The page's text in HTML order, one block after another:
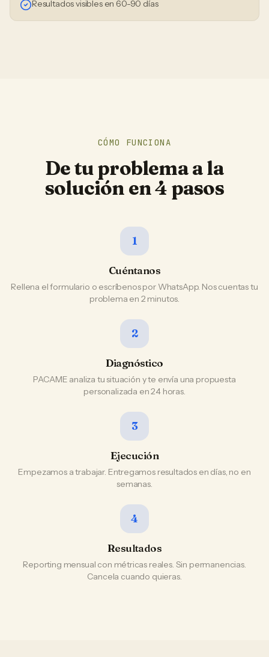
Resultados visibles en 60-90 días
CÓMO FUNCIONA
De tu problema a la
solución en 4 pasos
1
Cuéntanos
Rellena el formulario o escríbenos por WhatsApp. Nos cuentas tu
problema en 2 minutos.
2
Diagnóstico
PACAME analiza tu situación y te envía una propuesta
personalizada en 24 horas.
3
Ejecución
Empezamos a trabajar. Entregamos resultados en días, no en
semanas.
4
Resultados
Reporting mensual con métricas reales. Sin permanencias.
Cancela cuando quieras.